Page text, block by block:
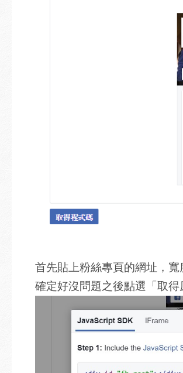
首先貼上粉絲專頁的網址，
確定好沒問題之後點選「取得